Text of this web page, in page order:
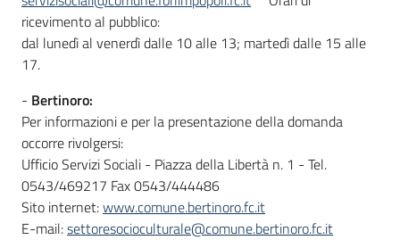
ricevimento al pubblico:
dal lunedì al venerdì dalle 10 alle 13; martedì dalle 15 alle
17.
- Bertinoro:
Per informazioni e per la presentazione della domanda
occorre rivolgersi:
Ufficio Servizi Sociali - Piazza della Libertà n. 1 - Tel.
0543/469217 Fax 0543/444486
Sito internet:www.comune.bertinoro.fc.it
E-mail:settoresocioculturale@comune.bertinoro.fc.it